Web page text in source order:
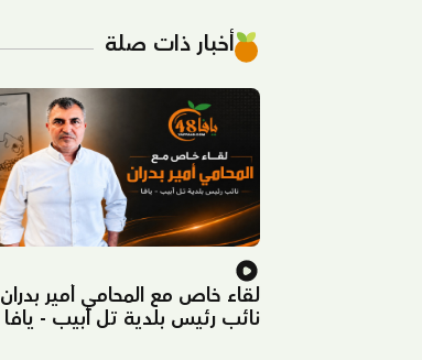
أخبار ذات صلة
لقاء خاص مع المحامي أمير بدران
نائب رئيس بلدية تل أبيب - يافا